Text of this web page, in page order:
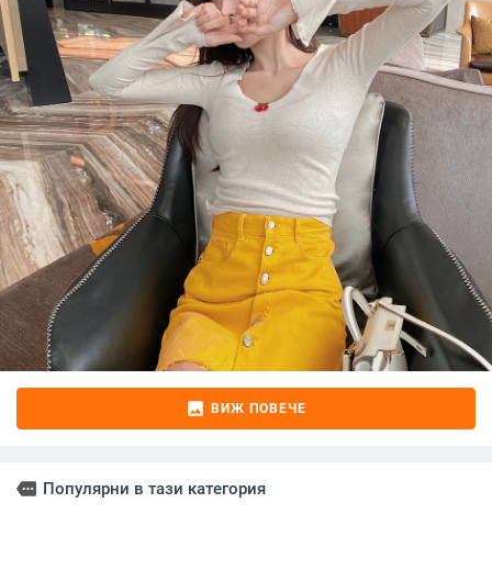
image ВИЖ ПОВЕЧЕ
more Популярни в тази категория